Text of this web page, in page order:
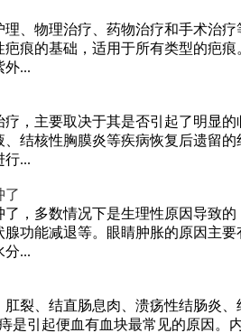
、物理治疗、药物治疗和手术治
痕的基础，适用于所有类型的疤
外...
疗，主要取决于其是否引起了明显
结核性胸膜炎等疾病恢复后遗留
行...
了
，多数情况下是生理性原因导致
功能减退等。眼睛肿胀的原因主
分...
裂、结直肠息肉、溃疡性结肠炎
是引起便血有血块最常见的原因